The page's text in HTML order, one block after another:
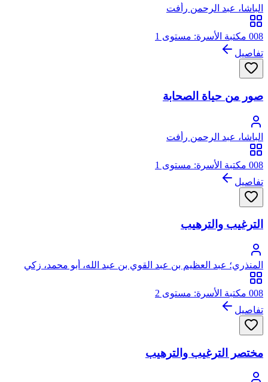
الباشا، عبد الرحمن رأفت
008 مكتبة الأسرة: مستوى 1
تفاصيل
صور من حياة الصحابة
الباشا، عبد الرحمن رأفت
008 مكتبة الأسرة: مستوى 1
تفاصيل
الترغيب والترهيب
المنذري؛ عبد العظيم بن عبد القوي بن عبد الله، أبو محمد، زكي
الدين المنذري
008 مكتبة الأسرة: مستوى 2
تفاصيل
مختصر الترغيب والترهيب